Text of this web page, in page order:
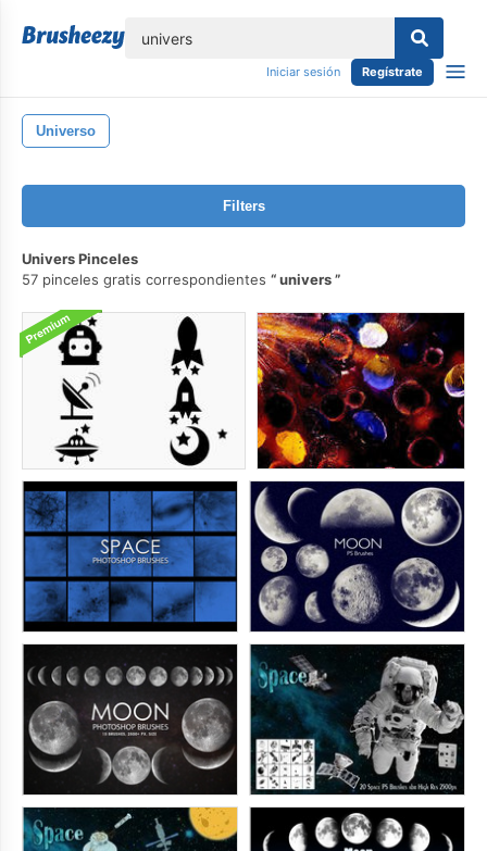
Iniciar sesión Regístrate
Universo
Filters
Univers Pinceles
57 pinceles gratis correspondientes
univers